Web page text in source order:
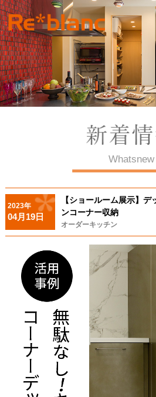
Whatsnew
2023年
04月19日
【ショールーム展示】
ンコーナー収納
オーダーキッチン